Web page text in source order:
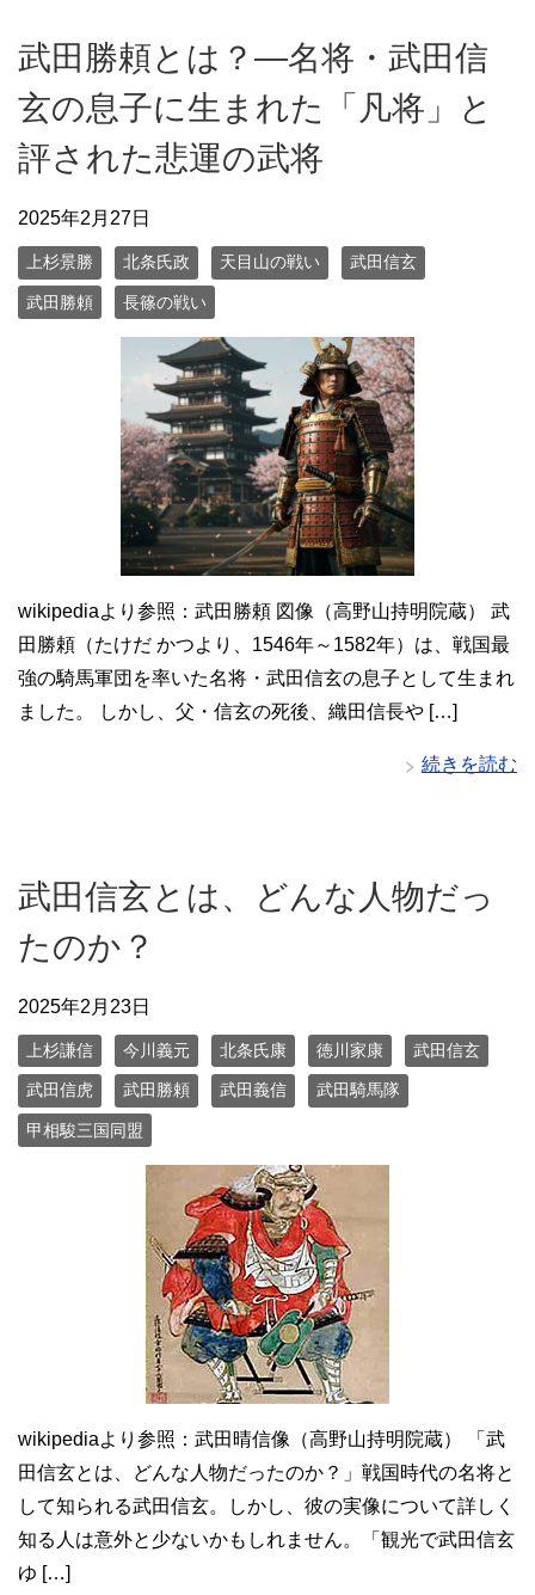
武田勝頼とは？—名将・武田信
玄の息子に生まれた「凡将」と
評された悲運の武将
2025年2月27日
上杉景勝 北条氏政 天目山の戦い 武田信玄
武田勝頼 長篠の戦い
wikipediaより参照：武田勝頼 図像（高野山持明院蔵） 武
田勝頼（たけだ かつより、1546年～1582年）は、戦国最
強の騎馬軍団を率いた名将・武田信玄の息子として生まれ
ました。 しかし、父・信玄の死後、織田信長や […]
続きを読む
武田信玄とは、どんな人物だっ
たのか？
2025年2月23日
上杉謙信 今川義元 北条氏康 徳川家康 武田信玄
武田信虎 武田勝頼 武田義信 武田騎馬隊
甲相駿三国同盟
wikipediaより参照：武田晴信像（高野山持明院蔵） 「武
田信玄とは、どんな人物だったのか？」戦国時代の名将と
して知られる武田信玄。しかし、彼の実像について詳しく
知る人は意外と少ないかもしれません。「観光で武田信玄
ゆ […]